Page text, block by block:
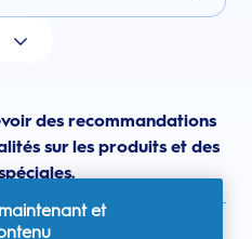
des recommandations
sur les produits et des
et